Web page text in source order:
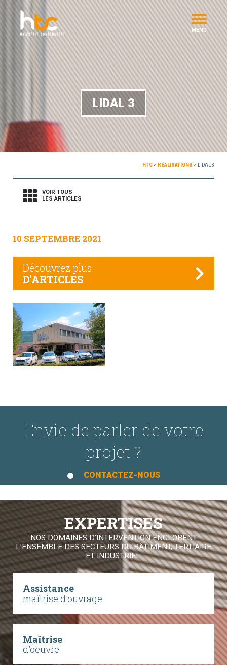
MENU
LIDAL 3
HTC > RÉALISATIONS > LIDAL 3
VOIR TOUS
LES ARTICLES
10 SEPTEMBRE 2021
Découvrez plus
D'ARTICLES
Envie de parler de votre
projet ?
CONTACTEZ-NOUS
EXPERTISES
NOS DOMAINES D'INTERVENTION ENGLOBENT
L’ENSEMBLE DES SECTEURS DU BÂTIMENT, TERTIAIRE
ET INDUSTRIEL.
Assistance
maîtrise d'ouvrage
Maîtrise
d'oeuvre